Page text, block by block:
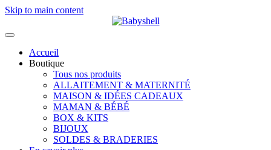
Skip to main content
Accueil
Boutique
Tous nos produits
ALLAITEMENT & MATERNITÉ
MAISON & IDÉES CADEAUX
MAMAN & BÉBÉ
BOX & KITS
BIJOUX
SOLDES & BRADERIES